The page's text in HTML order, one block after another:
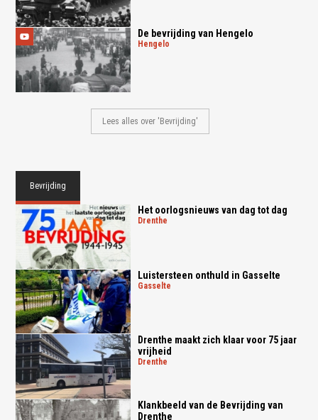
De bevrijding van Hengelo
hengelo
Lees alles over 'Bevrijding'
Bevrijding
Het oorlogsnieuws van dag tot dag
drenthe
Luistersteen onthuld in Gasselte
gasselte
Drenthe maakt zich klaar voor 75 jaar
vrijheid
drenthe
Klankbeeld van de Bevrijding van
Drenthe